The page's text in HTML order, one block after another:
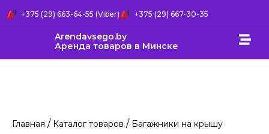
+375 (29) 663-64-55 (Viber) +375 (29) 667-30-35
Arendavsego.by
Аренда товаров в Минске
Главная / Каталог товаров / Багажники на крышу